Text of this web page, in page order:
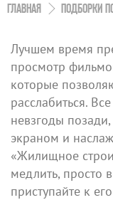
ГЛАВНАЯ ПОДБОРКИ
Лучшем время
просмотр
которые
расслабиться.
невзгоды
экраном и
«Жилищное
медлить, просто
приступайте к